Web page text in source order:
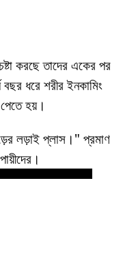
করছে তাদের একের পর
ধরে শরীর ইনকামিং
হয়।
লড়াই প্লাস।" প্রমাণ